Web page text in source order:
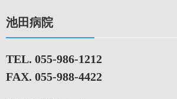
池田病院
TEL. 055-986-1212
FAX. 055-988-4422